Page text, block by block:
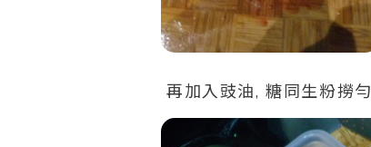
再加入豉油, 糖同生粉撈勻